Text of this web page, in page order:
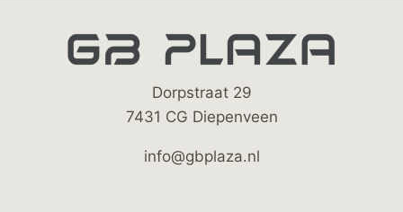
Dorpstraat 29
7431 CG Diepenveen
info@gbplaza.nl